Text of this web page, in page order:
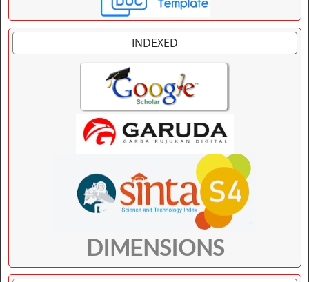
INDEXED
DIMENSIONS